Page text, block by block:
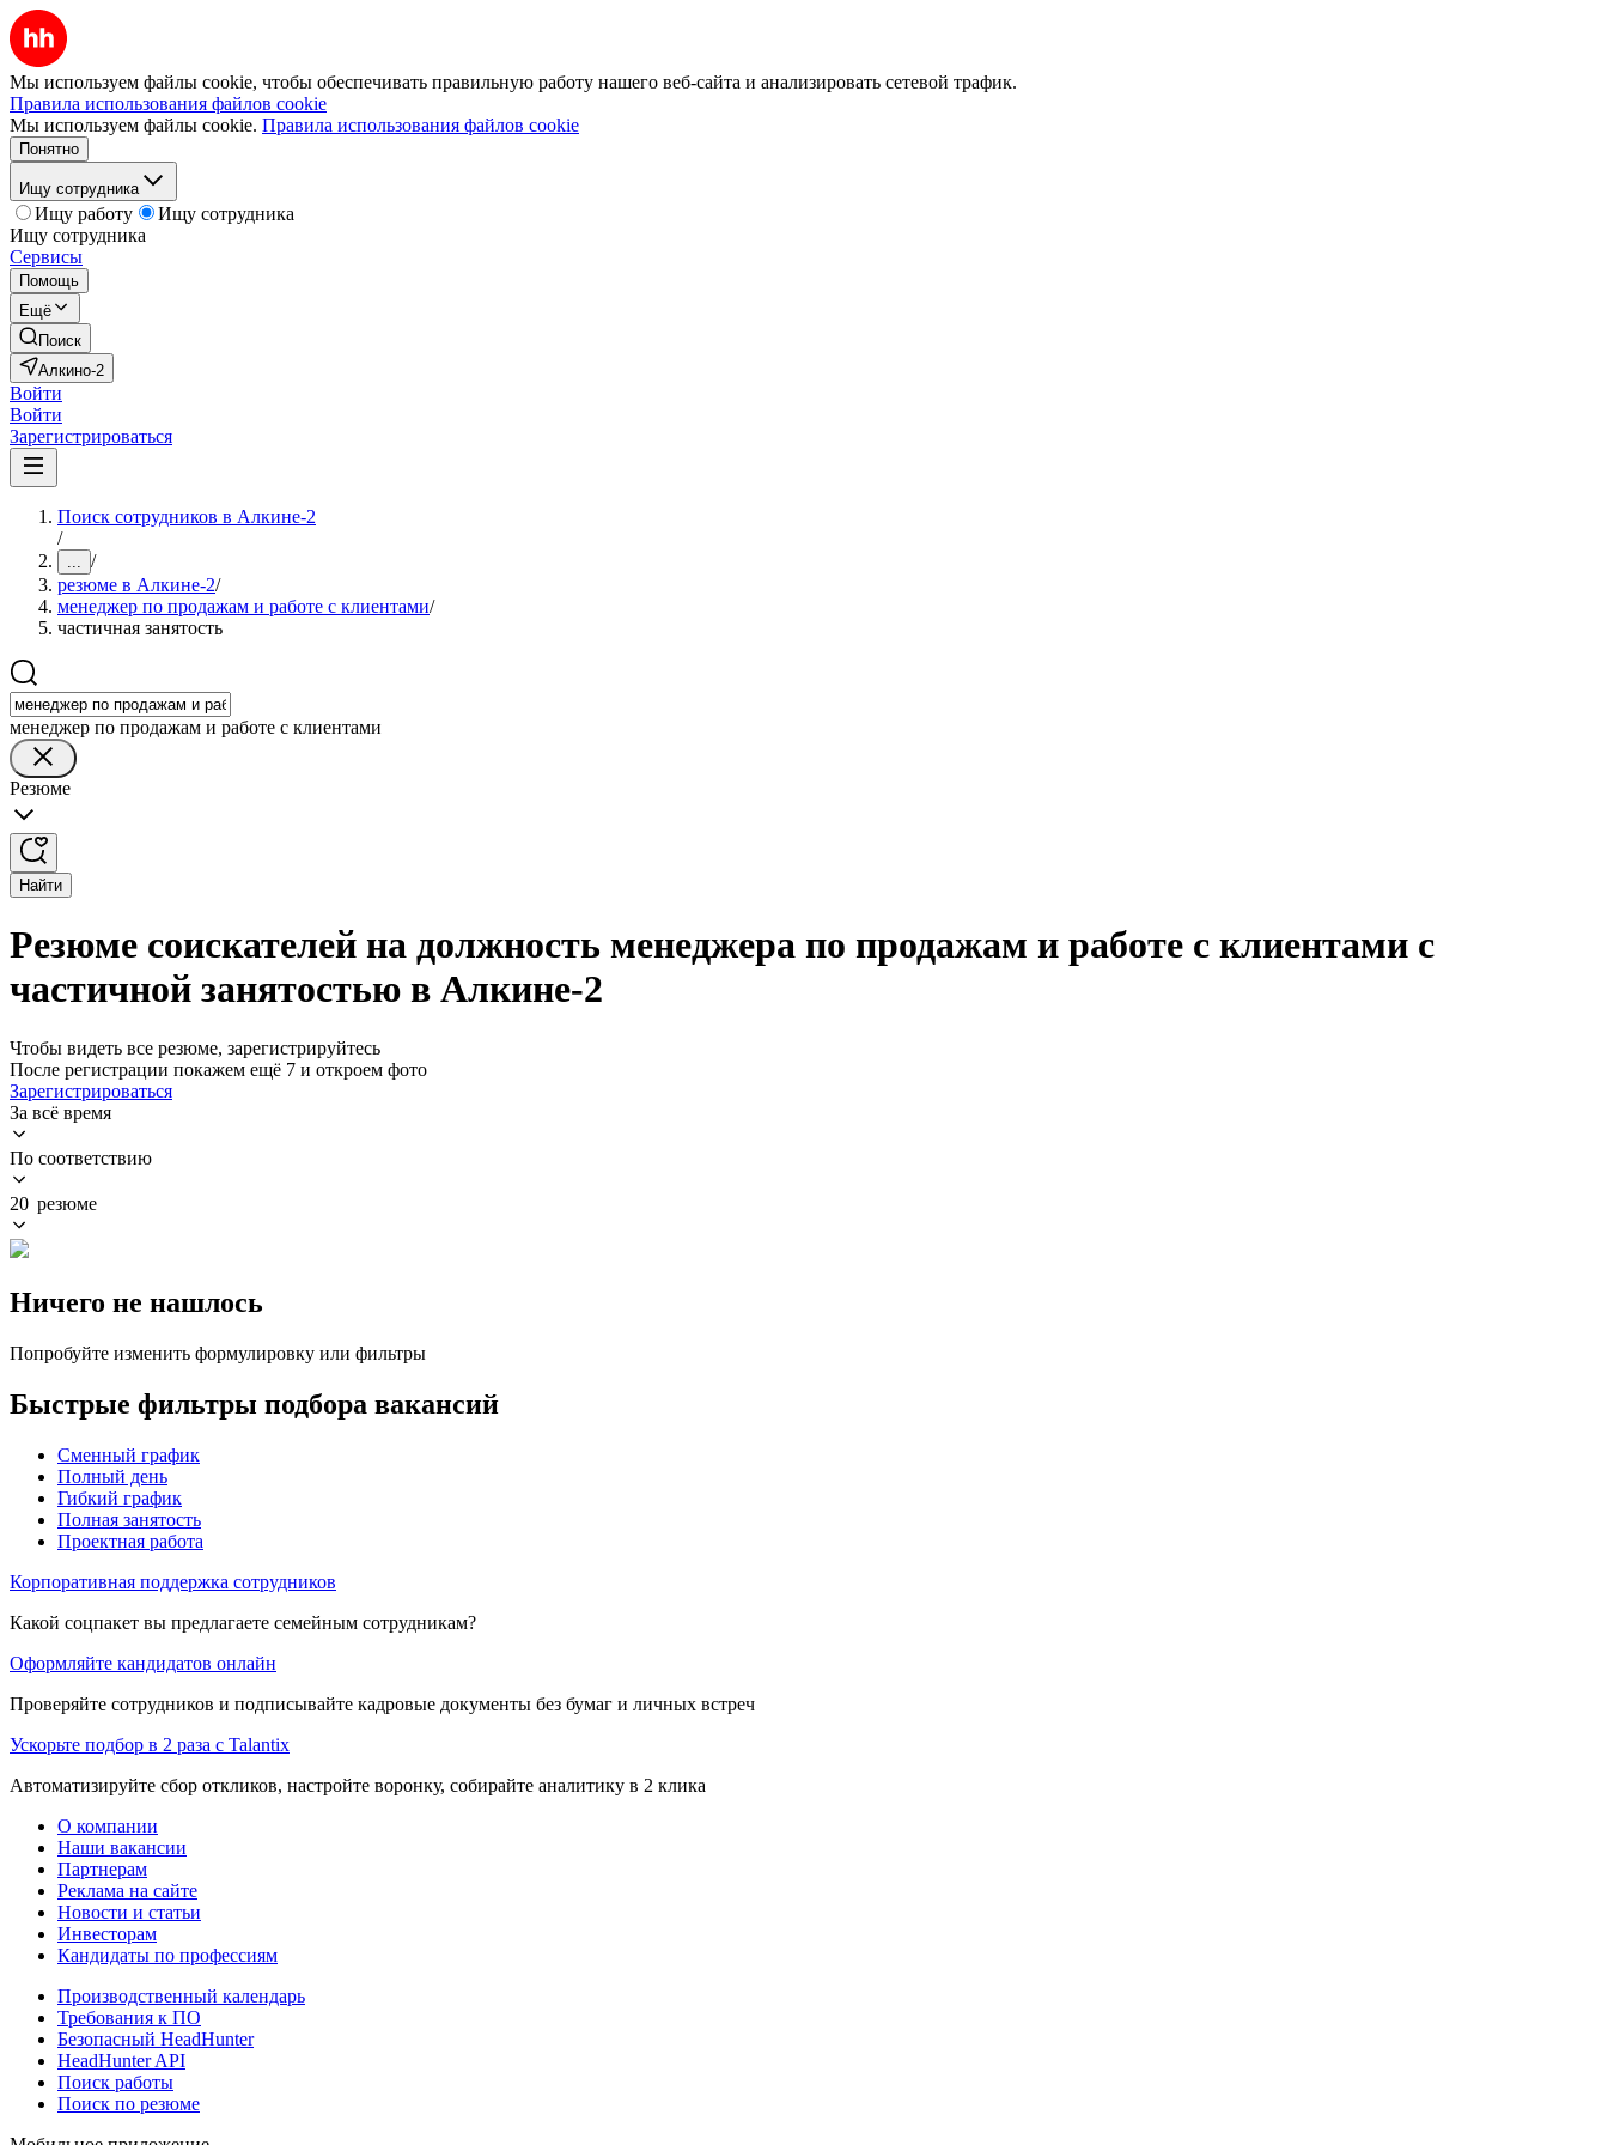
Мы используем файлы cookie, чтобы обеспечивать правильную работу нашего веб-сайта и анализировать сетевой трафик.
Правила использования файлов cookie
Мы используем файлы cookie. Правила использования файлов cookie
Понятно
Ищу сотрудника
Ищу работу
Ищу сотрудника
Ищу сотрудника
Сервисы
Помощь
Ещё
Поиск
Алкино-2
Войти
Войти
Зарегистрироваться
Поиск сотрудников в Алкине-2
/
... /
резюме в Алкине-2/
менеджер по продажам и работе с клиентами/
частичная занятость
менеджер по продажам и работе с клиентами
Резюме
Найти
Резюме соискателей на должность менеджера по продажам и работе с клиентами с
частичной занятостью в Алкине-2
Чтобы видеть все резюме, зарегистрируйтесь
После регистрации покажем ещё 7 и откроем фото
Зарегистрироваться
За всё время
По соответствию
20 резюме
Ничего не нашлось
Попробуйте изменить формулировку или фильтры
Быстрые фильтры подбора вакансий
Сменный график
Полный день
Гибкий график
Полная занятость
Проектная работа
Корпоративная поддержка сотрудников
Какой соцпакет вы предлагаете семейным сотрудникам?
Оформляйте кандидатов онлайн
Проверяйте сотрудников и подписывайте кадровые документы без бумаг и личных встреч
Ускорьте подбор в 2 раза с Talantix
Автоматизируйте сбор откликов, настройте воронку, собирайте аналитику в 2 клика
О компании
Наши вакансии
Партнерам
Реклама на сайте
Новости и статьи
Инвесторам
Кандидаты по профессиям
Производственный календарь
Требования к ПО
Безопасный HeadHunter
HeadHunter API
Поиск работы
Поиск по резюме